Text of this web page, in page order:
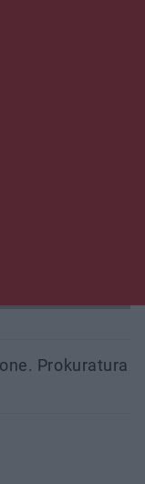
Prokuratura